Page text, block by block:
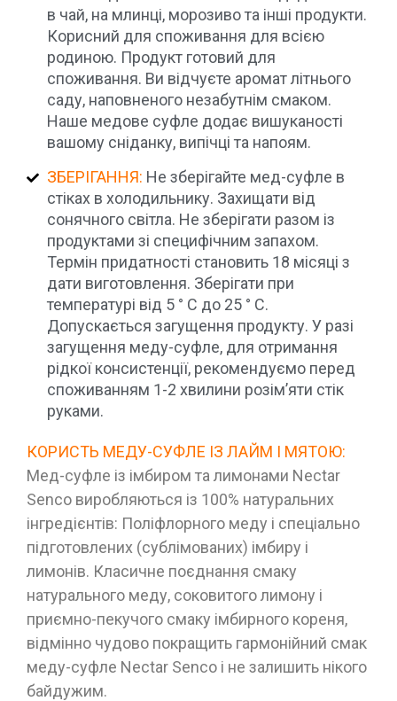
в чай, на млинці, морозиво та інші продукти.
Корисний для споживання для всією
родиною. Продукт готовий для
споживання. Ви відчуєте аромат літнього
саду, наповненого незабутнім смаком.
Наше медове суфле додає вишуканості
вашому сніданку, випічці та напоям.
ЗБЕРІГАННЯ: Не зберігайте мед-суфле в
стіках в холодильнику. Захищати від
сонячного світла. Не зберігати разом із
продуктами зі специфічним запахом.
Термін придатності становить 18 місяці з
дати виготовлення. Зберігати при
температурі від 5 ° C до 25 ° C.
Допускається загущення продукту. У разі
загущення меду-суфле, для отримання
рідкої консистенції, рекомендуємо перед
споживанням 1-2 хвилини розім’яти стік
руками.
КОРИСТЬ МЕДУ-СУФЛЕ ІЗ ЛАЙМ І МЯТОЮ:
Мед-суфле із імбиром та лимонами Nectar
Senco виробляються із 100% натуральних
інгредієнтів: Поліфлорного меду і спеціально
підготовлених (сублімованих) імбиру і
лимонів. Класичне поєднання смаку
натурального меду, соковитого лимону і
приємно-пекучого смаку імбирного кореня,
відмінно чудово покращить гармонійний смак
меду-суфле Nectar Senco і не залишить нікого
байдужим.